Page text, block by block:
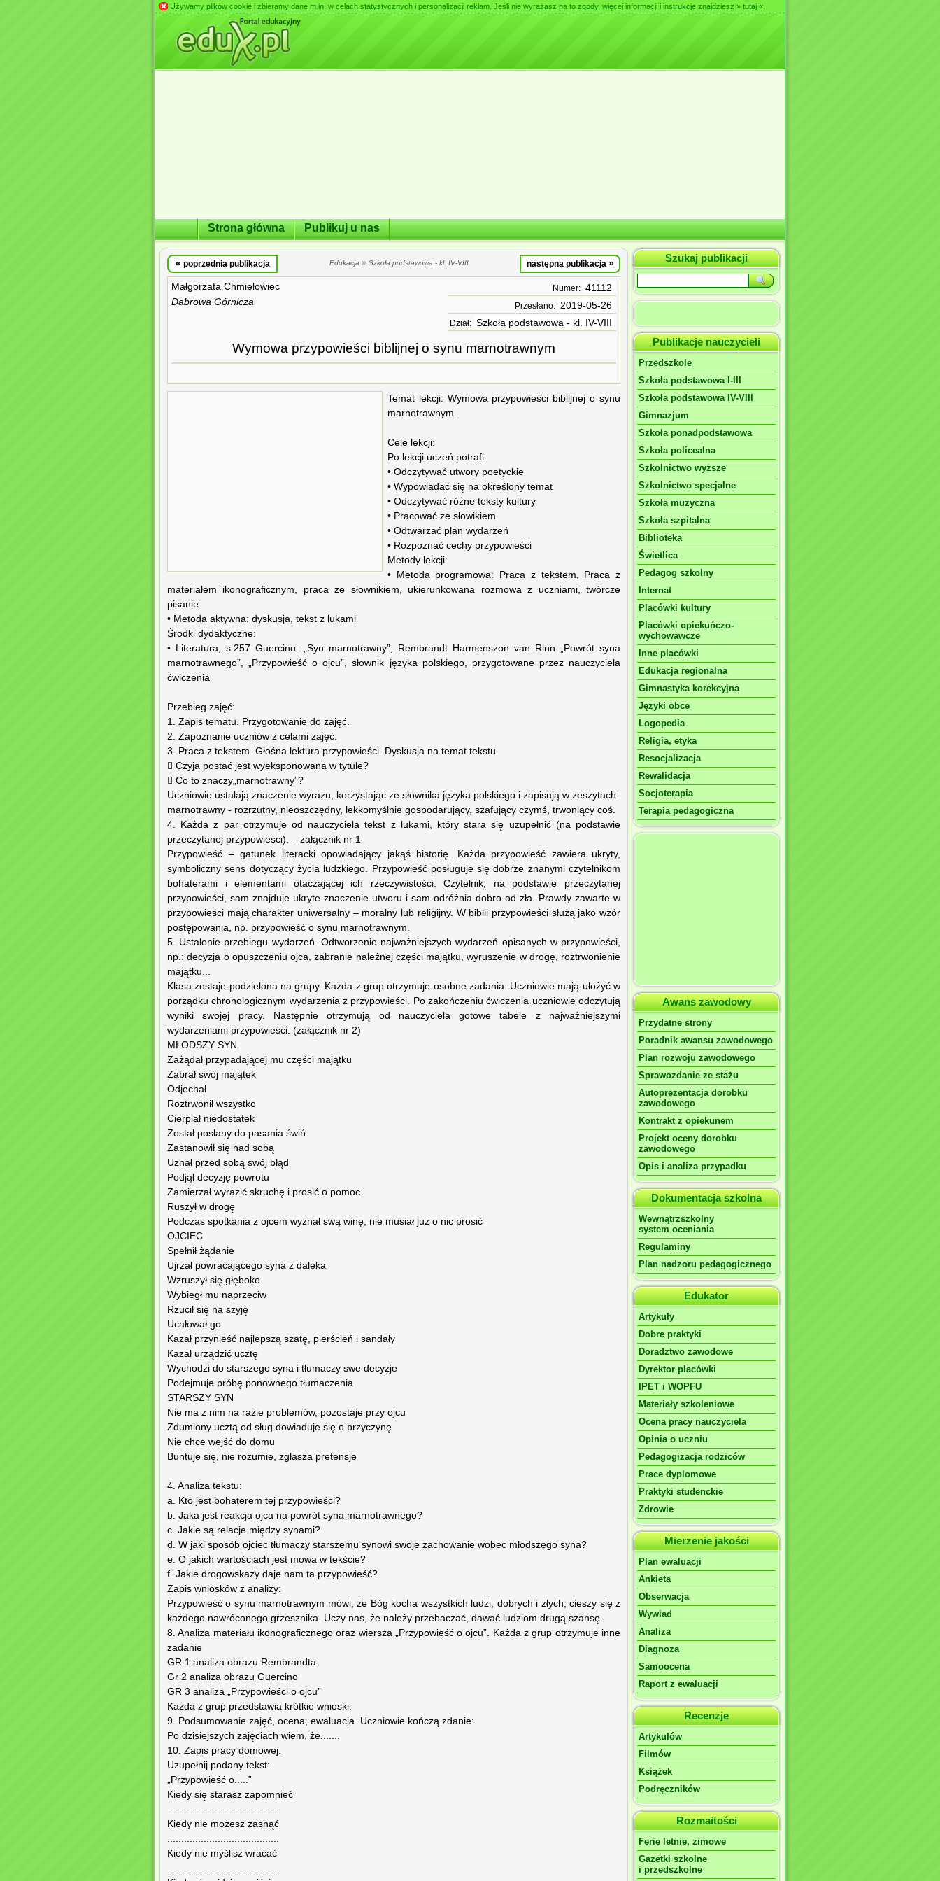
Używamy plików cookie i zbieramy dane m.in. w celach statystycznych i personalizacji reklam. Jeśli nie wyrażasz na to zgody, więcej informacji i instrukcje znajdziesz » tutaj «
Strona główna Publikuj u nas
« poprzednia publikacja Edukacja » Szkoła podstawowa - kl. IV-VIII następna publikacja »
Małgorzata Chmielowiec
Dabrowa Górnicza
Numer: 41112
Przesłano: 2019-05-26
Dział: Szkoła podstawowa - kl. IV-VIII
Wymowa przypowieści biblijnej o synu marnotrawnym
Temat lekcji: Wymowa przypowieści biblijnej o synu
marnotrawnym.
Cele lekcji:
Po lekcji uczeń potrafi:
• Odczytywać utwory poetyckie
• Wypowiadać się na określony temat
• Odczytywać różne teksty kultury
• Pracować ze słowikiem
• Odtwarzać plan wydarzeń
• Rozpoznać cechy przypowieści
Metody lekcji:
• Metoda programowa: Praca z tekstem, Praca z
materiałem ikonograficznym, praca ze słownikiem, ukierunkowana rozmowa z uczniami, twórcze
pisanie
• Metoda aktywna: dyskusja, tekst z lukami
Środki dydaktyczne:
• Literatura, s.257 Guercino: „Syn marnotrawny”, Rembrandt Harmenszon van Rinn „Powrót syna
marnotrawnego”, „Przypowieść o ojcu”, słownik języka polskiego, przygotowane przez nauczyciela
ćwiczenia
Przebieg zajęć:
1. Zapis tematu. Przygotowanie do zajęć.
2. Zapoznanie uczniów z celami zajęć.
3. Praca z tekstem. Głośna lektura przypowieści. Dyskusja na temat tekstu.
 Czyja postać jest wyeksponowana w tytule?
 Co to znaczy„marnotrawny”?
Uczniowie ustalają znaczenie wyrazu, korzystając ze słownika języka polskiego i zapisują w zeszytach:
marnotrawny - rozrzutny, nieoszczędny, lekkomyślnie gospodarujący, szafujący czymś, trwoniący coś.
4. Każda z par otrzymuje od nauczyciela tekst z lukami, który stara się uzupełnić (na podstawie
przeczytanej przypowieści). – załącznik nr 1
Przypowieść – gatunek literacki opowiadający jakąś historię. Każda przypowieść zawiera ukryty,
symboliczny sens dotyczący życia ludzkiego. Przypowieść posługuje się dobrze znanymi czytelnikom
bohaterami i elementami otaczającej ich rzeczywistości. Czytelnik, na podstawie przeczytanej
przypowieści, sam znajduje ukryte znaczenie utworu i sam odróżnia dobro od zła. Prawdy zawarte w
przypowieści mają charakter uniwersalny – moralny lub religijny. W biblii przypowieści służą jako wzór
postępowania, np. przypowieść o synu marnotrawnym.
5. Ustalenie przebiegu wydarzeń. Odtworzenie najważniejszych wydarzeń opisanych w przypowieści,
np.: decyzja o opuszczeniu ojca, zabranie należnej części majątku, wyruszenie w drogę, roztrwonienie
majątku...
Klasa zostaje podzielona na grupy. Każda z grup otrzymuje osobne zadania. Uczniowie mają ułożyć w
porządku chronologicznym wydarzenia z przypowieści. Po zakończeniu ćwiczenia uczniowie odczytują
wyniki swojej pracy. Następnie otrzymują od nauczyciela gotowe tabele z najważniejszymi
wydarzeniami przypowieści. (załącznik nr 2)
MŁODSZY SYN
Zażądał przypadającej mu części majątku
Zabrał swój majątek
Odjechał
Roztrwonił wszystko
Cierpiał niedostatek
Został posłany do pasania świń
Zastanowił się nad sobą
Uznał przed sobą swój błąd
Podjął decyzję powrotu
Zamierzał wyrazić skruchę i prosić o pomoc
Ruszył w drogę
Podczas spotkania z ojcem wyznał swą winę, nie musiał już o nic prosić
OJCIEC
Spełnił żądanie
Ujrzał powracającego syna z daleka
Wzruszył się głęboko
Wybiegł mu naprzeciw
Rzucił się na szyję
Ucałował go
Kazał przynieść najlepszą szatę, pierścień i sandały
Kazał urządzić ucztę
Wychodzi do starszego syna i tłumaczy swe decyzje
Podejmuje próbę ponownego tłumaczenia
STARSZY SYN
Nie ma z nim na razie problemów, pozostaje przy ojcu
Zdumiony ucztą od sług dowiaduje się o przyczynę
Nie chce wejść do domu
Buntuje się, nie rozumie, zgłasza pretensje
4. Analiza tekstu:
a. Kto jest bohaterem tej przypowieści?
b. Jaka jest reakcja ojca na powrót syna marnotrawnego?
c. Jakie są relacje między synami?
d. W jaki sposób ojciec tłumaczy starszemu synowi swoje zachowanie wobec młodszego syna?
e. O jakich wartościach jest mowa w tekście?
f. Jakie drogowskazy daje nam ta przypowieść?
Zapis wniosków z analizy:
Przypowieść o synu marnotrawnym mówi, że Bóg kocha wszystkich ludzi, dobrych i złych; cieszy się z
każdego nawróconego grzesznika. Uczy nas, że należy przebaczać, dawać ludziom drugą szansę.
8. Analiza materiału ikonograficznego oraz wiersza „Przypowieść o ojcu”. Każda z grup otrzymuje inne
zadanie
GR 1 analiza obrazu Rembrandta
Gr 2 analiza obrazu Guercino
GR 3 analiza „Przypowieści o ojcu”
Każda z grup przedstawia krótkie wnioski.
9. Podsumowanie zajęć, ocena, ewaluacja. Uczniowie kończą zdanie:
Po dzisiejszych zajęciach wiem, że.......
10. Zapis pracy domowej.
Uzupełnij podany tekst:
„Przypowieść o.....”
Kiedy się starasz zapomnieć
........................................
Kiedy nie możesz zasnąć
........................................
Kiedy nie myślisz wracać
........................................
Szukaj publikacji
Publikacje nauczycieli
Przedszkole
Szkoła podstawowa I-III
Szkoła podstawowa IV-VIII
Gimnazjum
Szkoła ponadpodstawowa
Szkoła policealna
Szkolnictwo wyższe
Szkolnictwo specjalne
Szkoła muzyczna
Szkoła szpitalna
Biblioteka
Świetlica
Pedagog szkolny
Internat
Placówki kultury
Placówki opiekuńczo-
wychowawcze
Inne placówki
Edukacja regionalna
Gimnastyka korekcyjna
Języki obce
Logopedia
Religia, etyka
Resocjalizacja
Rewalidacja
Socjoterapia
Terapia pedagogiczna
Awans zawodowy
Przydatne strony
Poradnik awansu zawodowego
Plan rozwoju zawodowego
Sprawozdanie ze stażu
Autoprezentacja dorobku
zawodowego
Kontrakt z opiekunem
Projekt oceny dorobku
zawodowego
Opis i analiza przypadku
Dokumentacja szkolna
Wewnątrzszkolny
system oceniania
Regulaminy
Plan nadzoru pedagogicznego
Edukator
Artykuły
Dobre praktyki
Doradztwo zawodowe
Dyrektor placówki
IPET i WOPFU
Materiały szkoleniowe
Ocena pracy nauczyciela
Opinia o uczniu
Pedagogizacja rodziców
Prace dyplomowe
Praktyki studenckie
Zdrowie
Mierzenie jakości
Plan ewaluacji
Ankieta
Obserwacja
Wywiad
Analiza
Diagnoza
Samoocena
Raport z ewaluacji
Recenzje
Artykułów
Filmów
Książek
Podręczników
Rozmaitości
Ferie letnie, zimowe
Gazetki szkolne
i przedszkolne